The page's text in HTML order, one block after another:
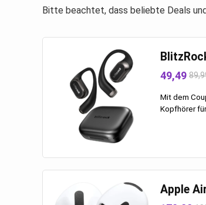
Bitte beachtet, dass beliebte Deals
49,49
Mit dem
Kopfhörer
Apple